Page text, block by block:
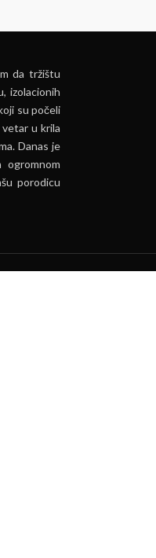
da tržištu
izolacionih
su počeli
vetar u krila
Danas je
porodicu